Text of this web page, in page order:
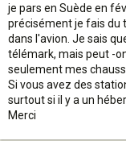
je pars en Suède en
précisément je fais du
dans l'avion. Je sais
télémark, mais peut -
seulement mes
Si vous avez des
surtout si il y a un
Merci